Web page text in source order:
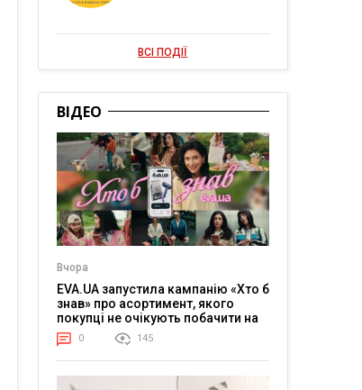
ВСІ ПОДІЇ
ВІДЕО
Вчора
EVA.UA запустила кампанію «Хто б
знав» про асортимент, якого
покупці не очікують побачити на
платформі
0 145